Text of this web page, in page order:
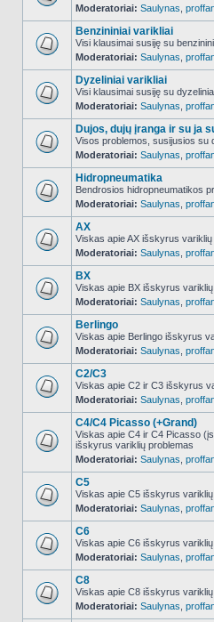
NO_UNREAD_POSTS
Moderatoriai: Saulynas
NO_UNREAD_POSTS
Benzininiai varikliai
Visi klausimai susiję su
Moderatoriai: Saulynas
NO_UNREAD_POSTS
Dyzeliniai varikliai
Visi klausimai susiję su
Moderatoriai: Saulynas
NO_UNREAD_POSTS
Dujos, dujų įranga ir su ja
Visos problemos, susijusios su
Moderatoriai: Saulynas
NO_UNREAD_POSTS
Hidropneumatika
Bendrosios hidropneumatikos
Moderatoriai: Saulynas
NO_UNREAD_POSTS
AX
Viskas apie AX išskyrus variklių
Moderatoriai: Saulynas
NO_UNREAD_POSTS
BX
Viskas apie BX išskyrus
Moderatoriai: Saulynas
NO_UNREAD_POSTS
Berlingo
Viskas apie Berlingo išskyrus
Moderatoriai: Saulynas
NO_UNREAD_POSTS
C2/C3
Viskas apie C2 ir C3 išskyrus
Moderatoriai: Saulynas
NO_UNREAD_POSTS
C4/C4 Picasso (+Grand)
Viskas apie C4 ir C4 Picasso
išskyrus variklių problemas
Moderatoriai: Saulynas
NO_UNREAD_POSTS
C5
Viskas apie C5 išskyrus
Moderatoriai: Saulynas
NO_UNREAD_POSTS
C6
Viskas apie C6 išskyrus
Moderatoriai: Saulynas
NO_UNREAD_POSTS
C8
Viskas apie C8 išskyrus
Moderatoriai: Saulynas